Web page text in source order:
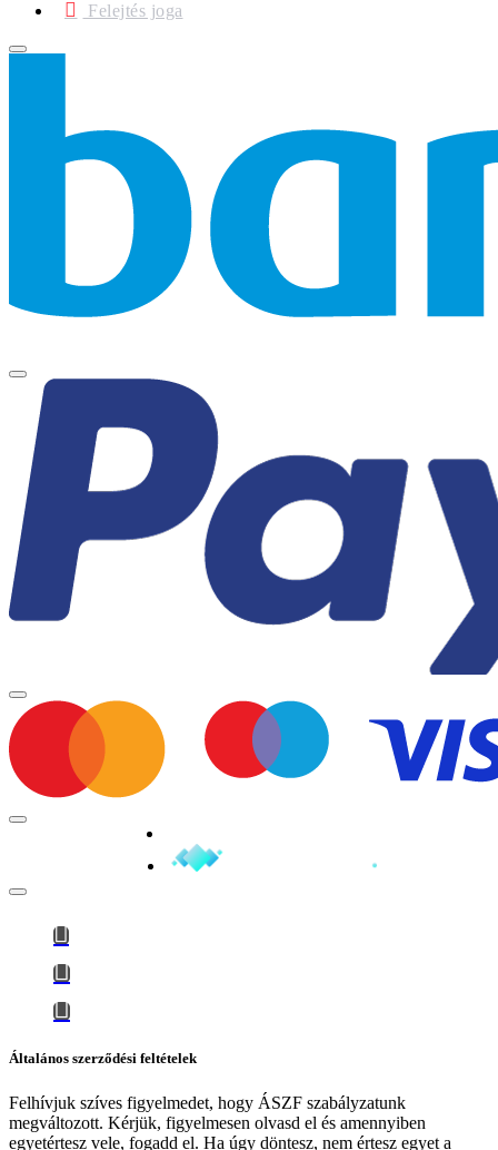
Felejtés joga
Általános szerződési feltételek
Felhívjuk szíves figyelmedet, hogy ÁSZF szabályzatunk
megváltozott. Kérjük, figyelmesen olvasd el és amennyiben
egyetértesz vele, fogadd el. Ha úgy döntesz, nem értesz egyet a